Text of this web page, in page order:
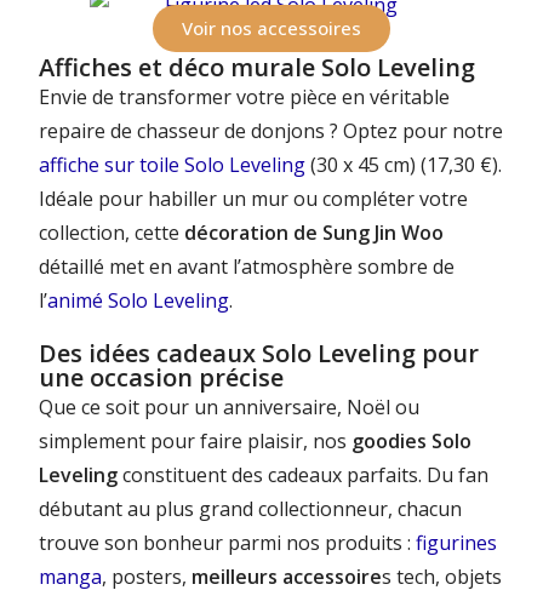
Voir nos accessoires
Affiches et déco murale Solo Leveling
Envie de transformer votre pièce en véritable
repaire de chasseur de donjons ? Optez pour notre
affiche sur toile Solo Leveling(30 x 45 cm) (17,30 €).
Idéale pour habiller un mur ou compléter votre
collection, cette décoration de Sung Jin Woo
détaillé met en avant l’atmosphère sombre de
l’animé Solo Leveling.
Des idées cadeaux Solo Leveling pour
une occasion précise
Que ce soit pour un anniversaire, Noël ou
simplement pour faire plaisir, nos goodies Solo
Levelingconstituent des cadeaux parfaits. Du fan
débutant au plus grand collectionneur, chacun
trouve son bonheur parmi nos produits :figurines
manga, posters, meilleurs accessoires tech, objets